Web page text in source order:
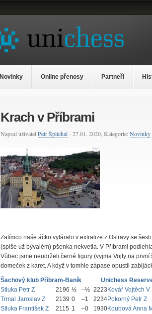
Novinky Online přenosy Partneři
Krach v Příbrami
Napsal uživatel Petr Šplíchal- 27.01. 2020, Kategorie: Novinky
Zatímco naše áčko vyfáralo v extralize z Ostravy se
(spíše už bývalém) pšenka nekvetla. V Příbrami
Vůbec jsme neudrželi černé figury (vyjma Vojty na
domeček z karet. A když v tomhle zápase opustil
Šachový klub Příbram-Baník
Unichess
Stluka Petr Z
2196 ½ –½ 2223 Kovář Vojtěch V
Trmal Jaroslav Z
2139 0 –1 2234Pokorný Petr Z
Stluka František Z
2115 1 –0 1930Koubová Anna